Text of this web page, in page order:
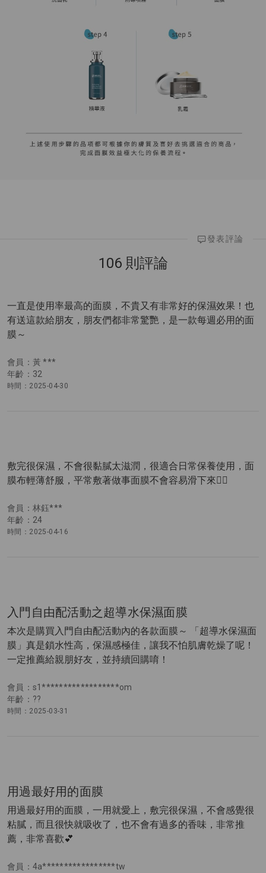
106 則評論
發表評論
會員：黃 ***
年齡：32
時間：2025-04-30
一直是使用率最高的面膜，不貴又有非常好的保濕效果！也
有送這款給朋友，朋友們都非常驚艷，是一款每週必用的面
膜～
會員：林鈺***
年齡：24
時間：2025-04-16
敷完很保濕，不會很黏膩太滋潤，很適合日常保養使用，面
膜布輕薄舒服，平常敷著做事面膜不會容易滑下來👍🏻
會員：s1******************om
年齡：??
時間：2025-03-31
入門自由配活動之超導水保濕面膜
本次是購買入門自由配活動內的各款面膜～ 「超導水保濕面
膜」真是鎖水性高，保濕感極佳，讓我不怕肌膚乾燥了呢！
一定推薦給親朋好友，並持續回購唷！
會員：4a*****************tw
用過最好用的面膜
用過最好用的面膜，一用就愛上，敷完很保濕，不會感覺很
粘膩，而且很快就吸收了，也不會有過多的香味，非常推
薦，非常喜歡💕